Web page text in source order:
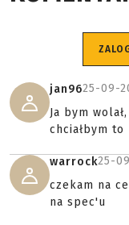
jan9625-09-
Ja bym
chciałbym to
warrock25-
czekam na
na spec'u